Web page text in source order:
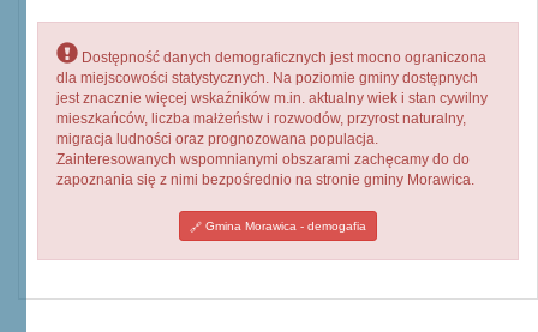
Dostępność danych demograficznych jest mocno ograniczona
dla miejscowości statystycznych. Na poziomie gminy dostępnych
jest znacznie więcej wskaźników m.in. aktualny wiek i stan cywilny
mieszkańców, liczba małżeństw i rozwodów, przyrost naturalny,
migracja ludności oraz prognozowana populacja.
Zainteresowanych wspomnianymi obszarami zachęcamy do do
zapoznania się z nimi bezpośrednio na stronie gminy Morawica.
Gmina Morawica - demogafia